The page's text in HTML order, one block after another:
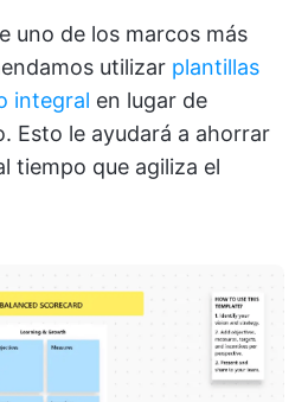
uno de los marcos más
utilizar plantillas
integral en lugar de
Esto le ayudará a ahorrar
tiempo que agiliza el